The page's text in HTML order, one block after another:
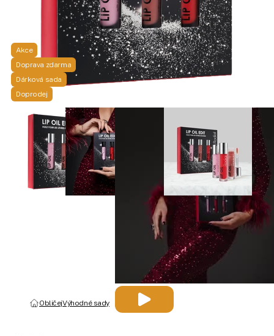
ObličejVýhodné sady
Akce
Doprava zdarma
Dárková sada
Doprodej